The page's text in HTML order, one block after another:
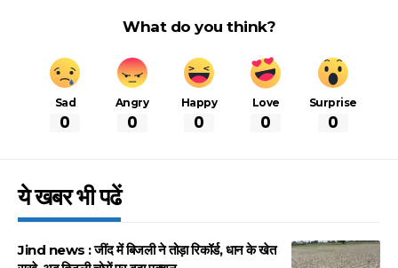
What do you think?
Sad
0
Angry
0
Happy
0
Love
0
Surprise
0
ये खबर भी पढें
Jind news : जींद में बिजली ने तोड़ा रिकॉर्ड, धान के खेत